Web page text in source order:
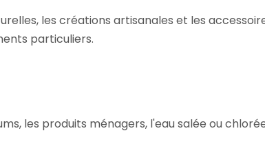
les créations artisanales et les
particuliers.
les produits ménagers, l'eau salée ou